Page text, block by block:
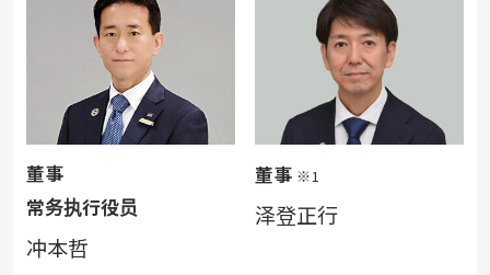
董事
常务执行役员
冲本哲
董事 ※1
泽登正行